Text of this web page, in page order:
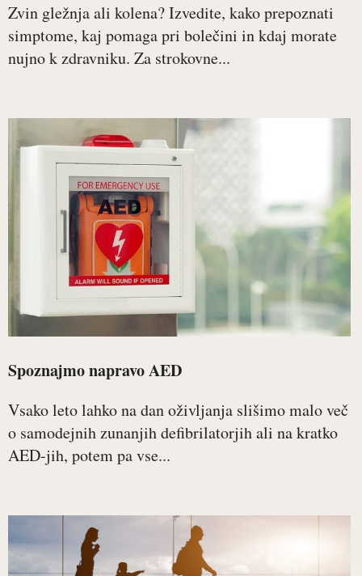
Zvin gležnja ali kolena? Izvedite, kako prepoznati
simptome, kaj pomaga pri bolečini in kdaj morate
nujno k zdravniku. Za strokovne...
Spoznajmo napravo AED
Vsako leto lahko na dan oživljanja slišimo malo več
o samodejnih zunanjih defibrilatorjih ali na kratko
AED-jih, potem pa vse...